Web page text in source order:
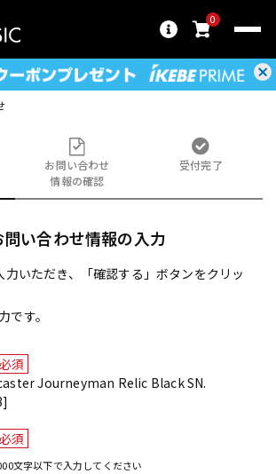
0
お問い合わせ
情報の確認
受付完了
問い合わせ情報の入力
いただき、「確認する」ボタンをクリッ
です。
必須
Journeyman Relic Black SN.
必須
文字以下で入力してください